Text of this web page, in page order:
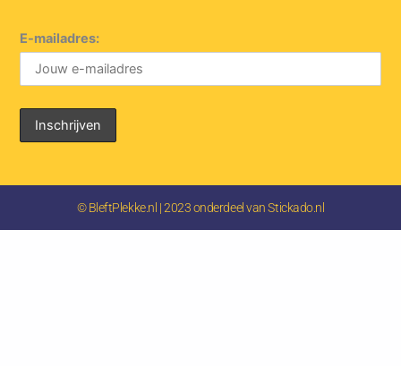
E-mailadres:
© BleftPlekke.nl | 2023 onderdeel van Stickado.nl